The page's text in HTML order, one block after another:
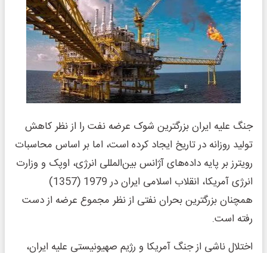
جنگ علیه ایران بزرگترین شوک عرضه نفت را از نظر کاهش
تولید روزانه در تاریخ ایجاد کرده است، اما بر اساس محاسبات
رویترز بر پایه داده‌های آژانس بین‌المللی انرژی، اوپک و وزارت
انرژی آمریکا، انقلاب اسلامی ایران در 1979 (1357)
همچنان بزرگترین بحران نفتی از نظر مجموع عرضه از دست
رفته است.
اختلال ناشی از جنگ آمریکا و رژیم صهیونیستی علیه ایران،